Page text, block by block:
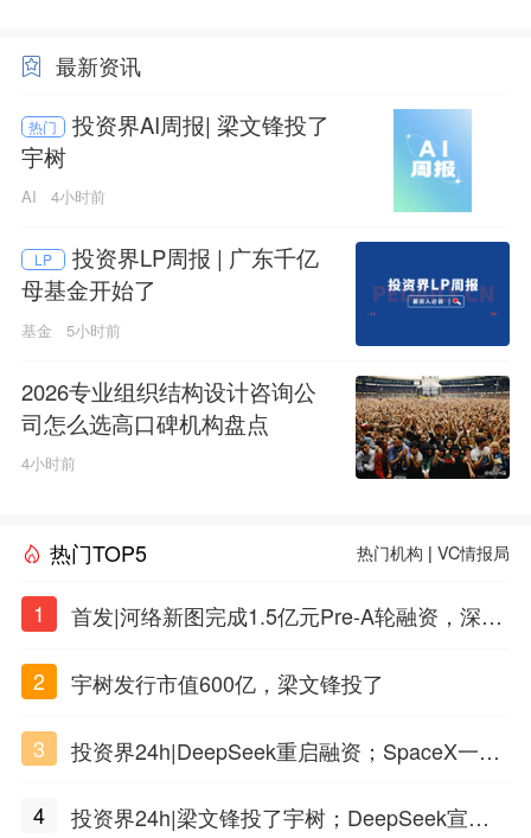
最新资讯
热门
投资界AI周报| 梁文锋投了
宇树
AI 4小时前
LP
投资界LP周报 | 广东千亿
母基金开始了
基金 5小时前
2026专业组织结构设计咨询公
司怎么选高口碑机构盘点
4小时前
热门TOP5 热门机构 |VC情报局
1
首发|河络新图完成1.5亿元Pre-A轮融资，深耕i
2
宇树发行市值600亿，梁文锋投了
3
投资界24h|DeepSeek重启融资；SpaceX一夜
4
投资界24h|梁文锋投了宇树；DeepSeek宣布